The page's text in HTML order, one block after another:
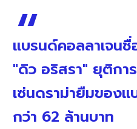
แบรนด์คอลลาเจน
"ดิว อริสรา" ยุติกา
เซ่นดราม่ายืมของ
กว่า 62 ล้านบาท